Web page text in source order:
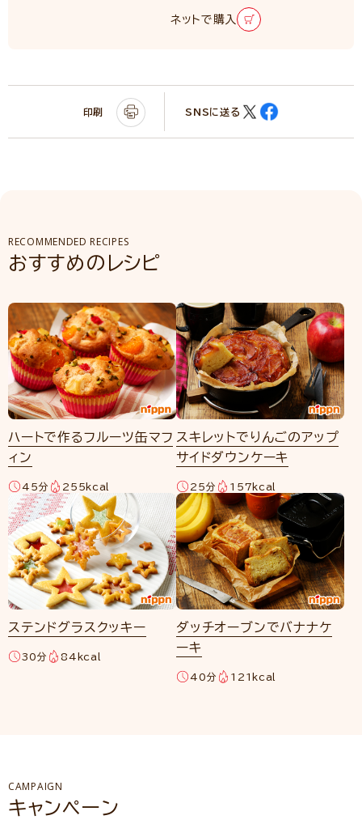
ネットで購入
印刷 SNSに送る
RECOMMENDED RECIPES
おすすめのレシピ
ハートで作るフルーツ缶マフ
ィン
45分 255kcal
スキレットでりんごのアップ
サイドダウンケーキ
25分 157kcal
ステンドグラスクッキー
30分 84kcal
ダッチオーブンでバナナケ
ーキ
40分 121kcal
CAMPAIGN
キャンペーン